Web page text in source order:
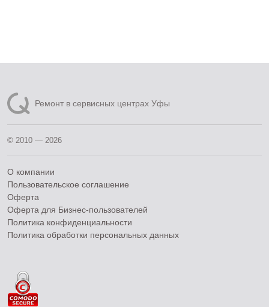
Ремонт в сервисных центрах Уфы
© 2010 — 2026
О компании
Пользовательское соглашение
Оферта
Оферта для Бизнес-пользователей
Политика конфиденциальности
Политика обработки персональных данных